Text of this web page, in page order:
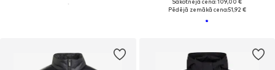
Sākotnējā cena: 109,00 €
Pēdējā zemākā cena:51,92 €